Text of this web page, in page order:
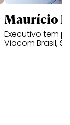
Maurício
Executivo tem
Viacom Brasil,